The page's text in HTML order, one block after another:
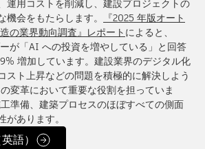
運用コストを削減し、建設プロジェクトの
会をもたらします。
『2025 年版オート
の業界動向調査』レポート によると、
が「AI への投資を増やしている」と回答
増加しています。建設業界のデジタル化
スト上昇などの問題を積極的に解決しよう
変革において重要な役割を担っていま
準備、建築プロセスのほぼすべての側面
あります。
語）